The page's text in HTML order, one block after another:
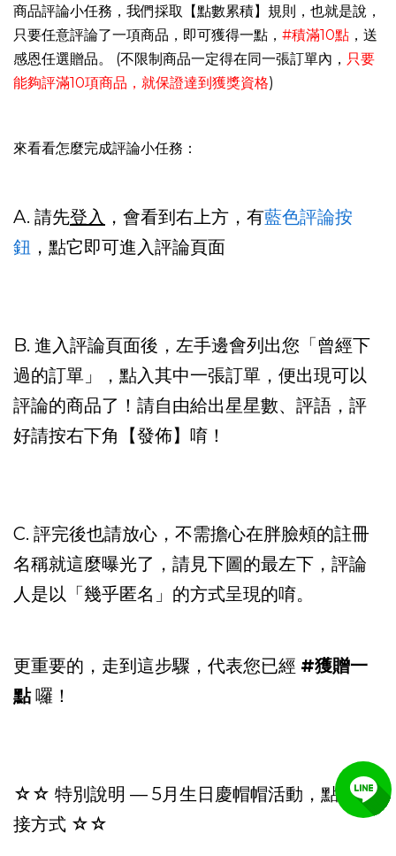
商品評論小任務，我們採取【點數累積】規則，也就是說，
只要任意評論了一項商品，即可獲得一點， #積滿10點 ，送
感恩任選贈品。 (不限制商品一定得在同一張訂單內， 只要
能夠評滿10項商品，就保證達到獲獎資格)
來看看怎麼完成評論小任務：
A. 請先登入 ，會看到右上方，有藍色評論按
鈕 ，點它即可進入評論頁面
B. 進入評論頁面後，左手邊會列出您「曾經下
過的訂單」，點入其中一張訂單，便出現可以
評論的商品了！請自由給出星星數、評語，評
好請按右下角【發佈】唷！
C. 評完後也請放心，不需擔心在胖臉頰的註冊
名稱就這麼曝光了， 請見下圖的最左下， 評論
人是以「幾乎匿名」的方式呈現的唷。
更重要的，走到這步驟，代表您已經 #獲贈一
點囉！
☆☆ 特別說明 — 5月生日慶帽帽活動，點數銜
接方式 ☆☆